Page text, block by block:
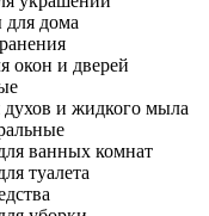
для дома
окон и дверей
и жидкого мыла
ванных комнат
туалета